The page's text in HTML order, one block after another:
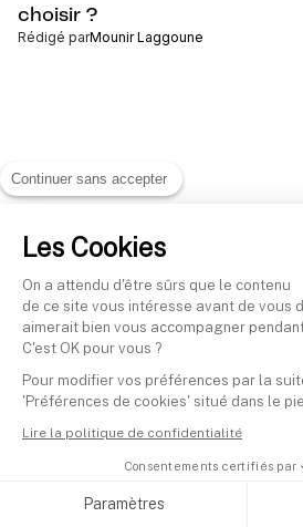
Continuer sans accepter
Les Cookies
On a attendu d'être sûrs que le contenu
de ce site vous intéresse avant de vous
aimerait bien vous accompagner
C'est OK pour vous ?
Pour modifier vos préférences par la
'Préférences de cookies' situé dans le
Lire la politique de confidentialité
Consentements certifiés par
Paramètres
choisir ?
Rédigé parMounir Laggoune